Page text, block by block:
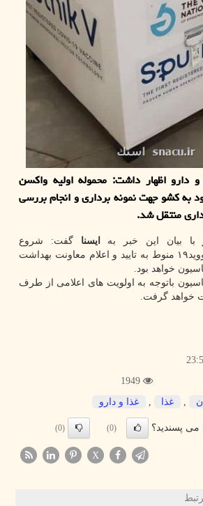
دارو اظهار داشت: محموله اولیه واکسن
به کشو جهت نمونه برداری و انجام بررسی
منتقل شد.
با بیان این خبر به ایسناگفت: شروع
واکسیناسیون مقابل کووید۱۹ منوط به تایید و اعلام معاونت بهداشت
خواهد بود.
باتوجه به اولویت های اعلامی از طرف
خواهد گرفت.
, غذا , غذا و دارو
پسندید؟ (0)
(0)
X